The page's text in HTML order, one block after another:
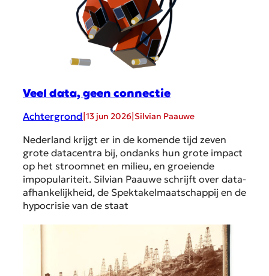
Veel data, geen connectie
Achtergrond 13 jun 2026 Silvian Paauwe
Nederland krijgt er in de komende tijd zeven
grote datacentra bij, ondanks hun grote impact
op het stroomnet en milieu, en groeiende
impopulariteit. Silvian Paauwe schrijft over data-
afhankelijkheid, de Spektakelmaatschappij en de
hypocrisie van de staat